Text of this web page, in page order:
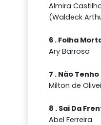
Almira
(Waldeck
6 . Folha
Ary Barroso
7 . Não
Milton de
8 . Sai Da
Abel Ferreira